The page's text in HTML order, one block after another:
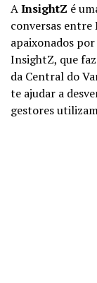
AInsightZ é
conversas entre
apaixonados
InsightZ, que
da Central do
te ajudar a
gestores